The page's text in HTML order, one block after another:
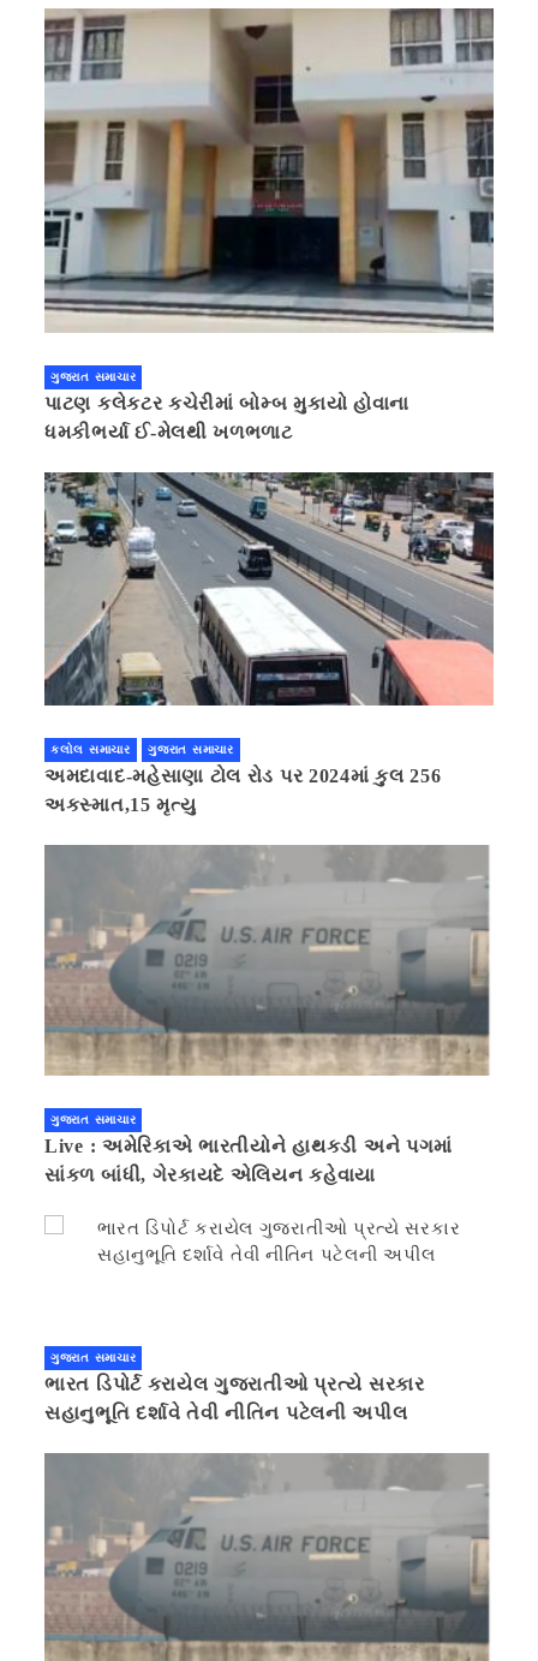
ગુજરાત સમાચાર
પાટણ કલેકટર કચેરીમાં બોમ્બ મુકાયો હોવાના
ધમકીભર્યા ઈ-મેલથી ખળભળાટ
કલોલ સમાચાર ગુજરાત સમાચાર
અમદાવાદ-મહેસાણા ટોલ રોડ પર 2024માં કુલ 256
અકસ્માત,15 મૃત્યુ
ગુજરાત સમાચાર
Live : અમેરિકાએ ભારતીયોને હાથકડી અને પગમાં
સાંકળ બાંધી, ગેરકાયદે એલિયન કહેવાયા
ગુજરાત સમાચાર
ભારત ડિપોર્ટ કરાયેલ ગુજરાતીઓ પ્રત્યે સરકાર
સહાનુભૂતિ દર્શાવે તેવી નીતિન પટેલની અપીલ